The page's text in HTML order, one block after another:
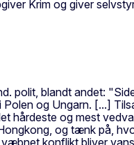
Krim og giver
polit, blandt andet:
og Ungarn. [...]
hårdeste og mest
og tænk på,
konflikt bliver